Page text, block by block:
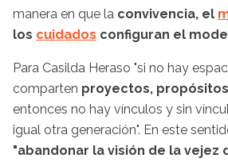
manera en que la convivencia, el
los cuidados configuran el
Para Casilda Heraso "si no hay
comparten proyectos,
entonces no hay vínculos y sin
igual otra generación". En este
"abandonar la visión de la vejez